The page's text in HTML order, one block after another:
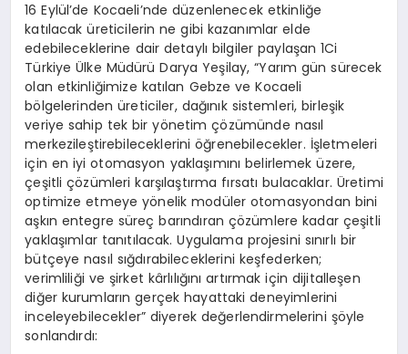
16 Eylül’de Kocaeli’nde düzenlenecek etkinliğe
katılacak üreticilerin ne gibi kazanımlar elde
edebileceklerine dair detaylı bilgiler paylaşan 1Ci
Türkiye Ülke Müdürü Darya Yeşilay, “Yarım gün sürecek
olan etkinliğimize katılan Gebze ve Kocaeli
bölgelerinden üreticiler, dağınık sistemleri, birleşik
veriye sahip tek bir yönetim çözümünde nasıl
merkezileştirebileceklerini öğrenebilecekler. İşletmeleri
için en iyi otomasyon yaklaşımını belirlemek üzere,
çeşitli çözümleri karşılaştırma fırsatı bulacaklar. Üretimi
optimize etmeye yönelik modüler otomasyondan bini
aşkın entegre süreç barındıran çözümlere kadar çeşitli
yaklaşımlar tanıtılacak. Uygulama projesini sınırlı bir
bütçeye nasıl sığdırabileceklerini keşfederken;
verimliliği ve şirket kârlılığını artırmak için dijitalleşen
diğer kurumların gerçek hayattaki deneyimlerini
inceleyebilecekler” diyerek değerlendirmelerini şöyle
sonlandırdı: